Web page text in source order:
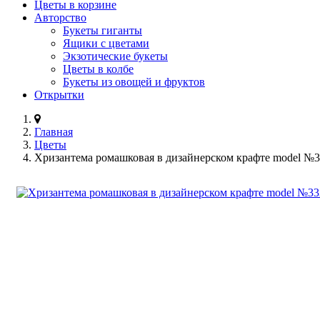
Цветы в корзине
Авторство
Букеты гиганты
Ящики с цветами
Экзотические букеты
Цветы в колбе
Букеты из овощей и фруктов
Открытки
Главная
Цветы
Хризантема ромашковая в дизайнерском крафте model